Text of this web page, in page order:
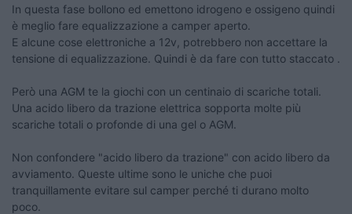
In questa fase bollono ed emettono idrogeno e ossigeno quindi
è meglio fare equalizzazione a camper aperto.
E alcune cose elettroniche a 12v, potrebbero non accettare la
tensione di equalizzazione. Quindi è da fare con tutto staccato .
Però una AGM te la giochi con un centinaio di scariche totali.
Una acido libero da trazione elettrica sopporta molte più
scariche totali o profonde di una gel o AGM.
Non confondere "acido libero da trazione" con acido libero da
avviamento. Queste ultime sono le uniche che puoi
tranquillamente evitare sul camper perché ti durano molto
poco.